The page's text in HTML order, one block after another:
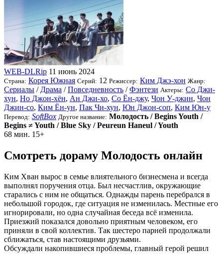
WEB-DLRip 11 июнь 2024
Страна: Корея Южная Серий: 12 Режиссер: Ким Джэ-хон Жанр:
Сериалы / Драма /Повседневность /Фэнтези Актеры: Со Джи-
хун, Но Джон-хён, Ан Джи-хо, Со Ён-джу, Чон У-джин, Чон
Джин-со, Ким Ён-ун, Пак Чи-хун, Юн Джон-соп, Ким Юн-у
Перевод: SoftBox Другое название: Молодость / Begins Youth /
Begins ≠ Youth / Blue Sky / Peureun Haneul / Youth
68 мин. 15+
Смотреть дораму Молодость онлайн
Ким Хван вырос в семье влиятельного бизнесмена и всегда
выполнял поручения отца. Был несчастлив, окружающие
старались с ним не общаться. Однажды парень перебрался в
небольшой городок, где ситуация не изменилась. Местные его
игнорировали, но одна случайная беседа всё изменила.
Приезжий показался довольно приятным человеком, его
приняли в свой коллектив. Так шестеро парней продолжали
сближаться, став настоящими друзьями.
Обсуждали накопившиеся проблемы, главный герой решил